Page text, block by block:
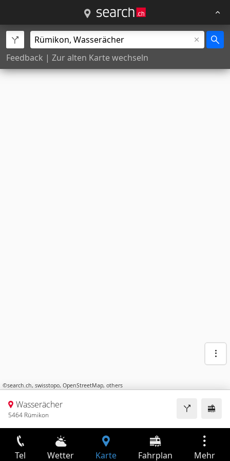
Feedback | Zur alten Karte wechseln
©search.ch, swisstopo, OpenStreetMap, others
Wasserächer
5464 Rümikon
Tel Wetter Karte Fahrplan Mehr